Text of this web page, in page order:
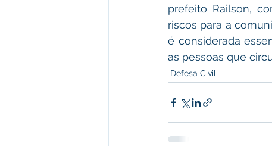
prefeito Railson,
riscos para a
é considerada
as pessoas que
Defesa Civil